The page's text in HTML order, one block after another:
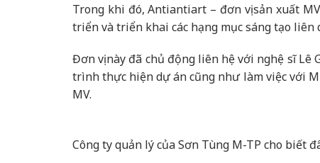
Trong khi đó, Antiantiart – đơn vị sản xuất
triển và triển khai các hạng mục sáng tạo liên
Đơn vị này đã chủ động liên hệ với nghệ sĩ
trình thực hiện dự án cũng như làm việc với
MV.
Công ty quản lý của Sơn Tùng M-TP cho biết